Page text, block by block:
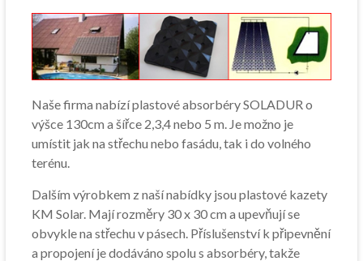
Naše firma nabízí plastové absorbéry SOLADUR o
výšce 130cm a šířce 2,3,4 nebo 5 m. Je možno je
umístit jak na střechu nebo fasádu, tak i do volného
terénu.
Dalším výrobkem z naší nabídky jsou plastové kazety
KM Solar. Mají rozměry 30 x 30 cm a upevňují se
obvykle na střechu v pásech. Příslušenství k připevnění
a propojení je dodáváno spolu s absorbéry, takže